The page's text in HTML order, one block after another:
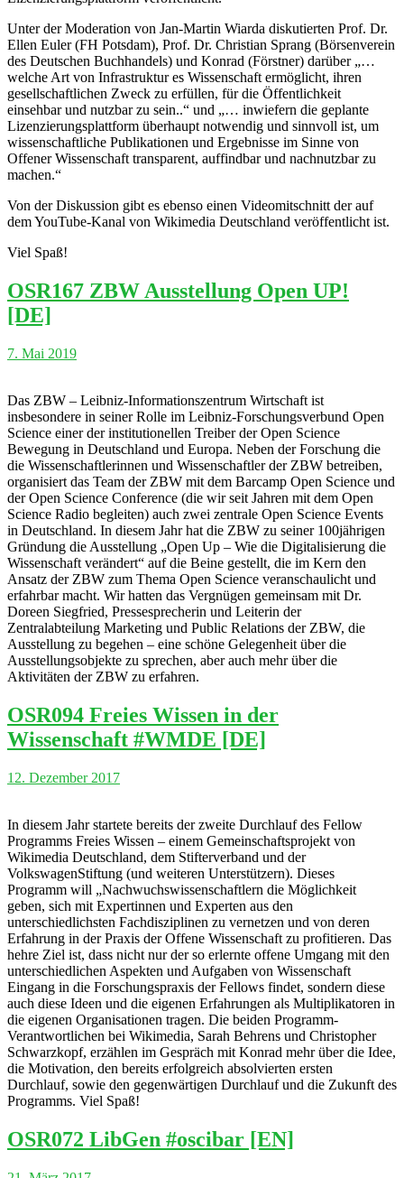
Unter der Moderation von Jan-Martin Wiarda diskutierten Prof. Dr.
Ellen Euler (FH Potsdam), Prof. Dr. Christian Sprang (Börsenverein
des Deutschen Buchhandels) und Konrad (Förstner) darüber „…
welche Art von Infrastruktur es Wissenschaft ermöglicht, ihren
gesellschaftlichen Zweck zu erfüllen, für die Öffentlichkeit
einsehbar und nutzbar zu sein..“ und „… inwiefern die geplante
Lizenzierungsplattform überhaupt notwendig und sinnvoll ist, um
wissenschaftliche Publikationen und Ergebnisse im Sinne von
Offener Wissenschaft transparent, auffindbar und nachnutzbar zu
machen.“
Von der Diskussion gibt es ebenso einen Videomitschnitt der auf
dem YouTube-Kanal von Wikimedia Deutschland veröffentlicht ist.
Viel Spaß!
OSR167 ZBW Ausstellung Open UP!
[DE]
7. Mai 2019
Das ZBW – Leibniz-Informationszentrum Wirtschaft ist
insbesondere in seiner Rolle im Leibniz-Forschungsverbund Open
Science einer der institutionellen Treiber der Open Science
Bewegung in Deutschland und Europa. Neben der Forschung die
die Wissenschaftlerinnen und Wissenschaftler der ZBW betreiben,
organisiert das Team der ZBW mit dem Barcamp Open Science und
der Open Science Conference (die wir seit Jahren mit dem Open
Science Radio begleiten) auch zwei zentrale Open Science Events
in Deutschland. In diesem Jahr hat die ZBW zu seiner 100jährigen
Gründung die Ausstellung „Open Up – Wie die Digitalisierung die
Wissenschaft verändert“ auf die Beine gestellt, die im Kern den
Ansatz der ZBW zum Thema Open Science veranschaulicht und
erfahrbar macht. Wir hatten das Vergnügen gemeinsam mit Dr.
Doreen Siegfried, Pressesprecherin und Leiterin der
Zentralabteilung Marketing und Public Relations der ZBW, die
Ausstellung zu begehen – eine schöne Gelegenheit über die
Ausstellungsobjekte zu sprechen, aber auch mehr über die
Aktivitäten der ZBW zu erfahren.
OSR094 Freies Wissen in der
Wissenschaft #WMDE [DE]
12. Dezember 2017
In diesem Jahr startete bereits der zweite Durchlauf des Fellow
Programms Freies Wissen – einem Gemeinschaftsprojekt von
Wikimedia Deutschland, dem Stifterverband und der
VolkswagenStiftung (und weiteren Unterstützern). Dieses
Programm will „Nachwuchswissenschaftlern die Möglichkeit
geben, sich mit Expertinnen und Experten aus den
unterschiedlichsten Fachdisziplinen zu vernetzen und von deren
Erfahrung in der Praxis der Offene Wissenschaft zu profitieren. Das
hehre Ziel ist, dass nicht nur der so erlernte offene Umgang mit den
unterschiedlichen Aspekten und Aufgaben von Wissenschaft
Eingang in die Forschungspraxis der Fellows findet, sondern diese
auch diese Ideen und die eigenen Erfahrungen als Multiplikatoren in
die eigenen Organisationen tragen. Die beiden Programm-
Verantwortlichen bei Wikimedia, Sarah Behrens und Christopher
Schwarzkopf, erzählen im Gespräch mit Konrad mehr über die Idee,
die Motivation, den bereits erfolgreich absolvierten ersten
Durchlauf, sowie den gegenwärtigen Durchlauf und die Zukunft des
Programms. Viel Spaß!
OSR072 LibGen #oscibar [EN]